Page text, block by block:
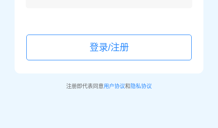
登录/注册
注册即代表同意用户协议和 隐私协议